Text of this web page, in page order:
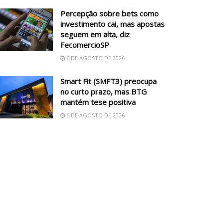
Percepção sobre bets como
investimento cai, mas apostas
seguem em alta, diz
FecomercioSP
6 DE AGOSTO DE 2026
Smart Fit (SMFT3) preocupa
no curto prazo, mas BTG
mantém tese positiva
6 DE AGOSTO DE 2026